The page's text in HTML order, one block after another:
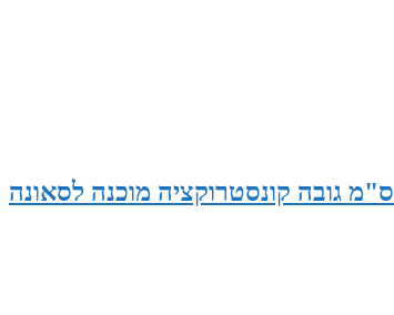
סאונה במידות 265 ס"מ רוחב x 145 ס"מ עומק x 200 ס"מ גובה קונסטרוקציה מוכנה לסאונה